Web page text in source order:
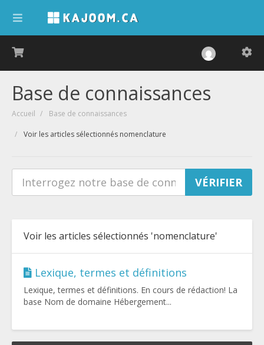
Base de connaissances
Accueil Base de connaissances
Voir les articles sélectionnés nomenclature
Voir les articles sélectionnés 'nomenclature'
Lexique, termes et définitions
Lexique, termes et définitions. En cours de rédaction! La
base Nom de domaine Hébergement...